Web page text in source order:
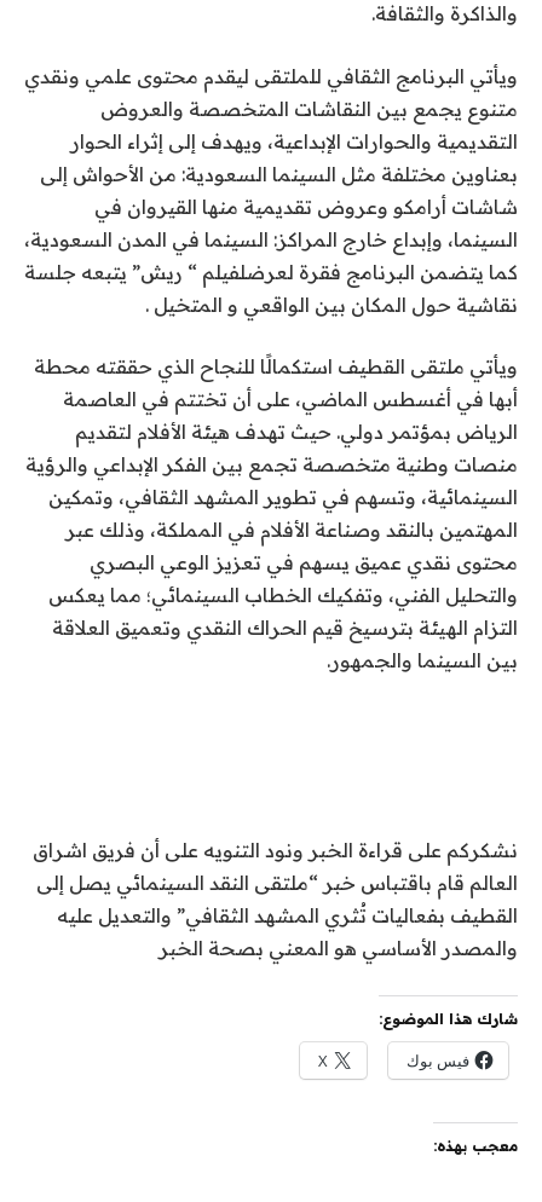
والذاكرة والثقافة.
ويأتي البرنامج الثقافي للملتقى ليقدم محتوى علمي ونقدي
متنوع يجمع بين النقاشات المتخصصة والعروض
التقديمية والحوارات الإبداعية، ويهدف إلى إثراء الحوار
بعناوين مختلفة مثل السينما السعودية: من الأحواش إلى
شاشات أرامكو وعروض تقديمية منها القيروان في
السينما، وإبداع خارج المراكز: السينما في المدن السعودية،
كما يتضمن البرنامج فقرة لعرضلفيلم “ ريش” يتبعه جلسة
نقاشية حول المكان بين الواقعي و المتخيل .
ويأتي ملتقى القطيف استكمالًا للنجاح الذي حققته محطة
أبها في أغسطس الماضي، على أن تختتم في العاصمة
الرياض بمؤتمر دولي. حيث تهدف هيئة الأفلام لتقديم
منصات وطنية متخصصة تجمع بين الفكر الإبداعي والرؤية
السينمائية، وتسهم في تطوير المشهد الثقافي، وتمكين
المهتمين بالنقد وصناعة الأفلام في المملكة، وذلك عبر
محتوى نقدي عميق يسهم في تعزيز الوعي البصري
والتحليل الفني، وتفكيك الخطاب السينمائي؛ مما يعكس
التزام الهيئة بترسيخ قيم الحراك النقدي وتعميق العلاقة
بين السينما والجمهور.
نشكركم على قراءة الخبر ونود التنويه على أن فريق اشراق
العالم قام باقتباس خبر “ملتقى النقد السينمائي يصل إلى
القطيف بفعاليات تُثري المشهد الثقافي” والتعديل عليه
والمصدر الأساسي هو المعني بصحة الخبر
شارك هذا الموضوع:
فيس بوك X
معجب بهذه: